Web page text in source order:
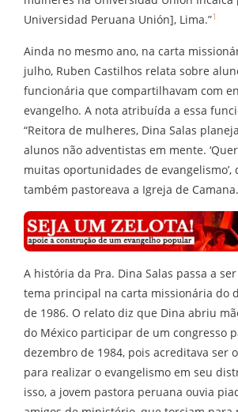
Universidad Peruana Unión], Lima.”1
Ainda no mesmo ano, na carta
julho, Ruben Castilhos relata sobre
funcionária que compartilhavam com
evangelho. A nota atribuída a essa
“Reitora de mulheres, Dina Salas
alunos não adventistas em mente.
muitas oportunidades de evangelismo’,
também pastoreava a Igreja de Camana.
A história da Pra. Dina Salas passa a
tema principal na carta missionária do
de 1986. O relato diz que Dina abriu
do México participar de um congresso
dezembro de 1984, pois acreditava ser
para realizar o evangelismo em seu
isso, a jovem pastora peruana ouvia